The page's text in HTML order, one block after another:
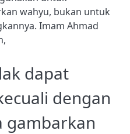
wahyu, bukan untuk
Imam Ahmad
dapat
dengan
gambarkan